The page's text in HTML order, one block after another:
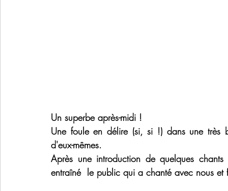
Un superbe après-midi !
Une foule en délire (si, si !) dans une très
d'eux-mêmes.
Après une introduction de quelques
entraîné  le public qui a chanté avec nous et